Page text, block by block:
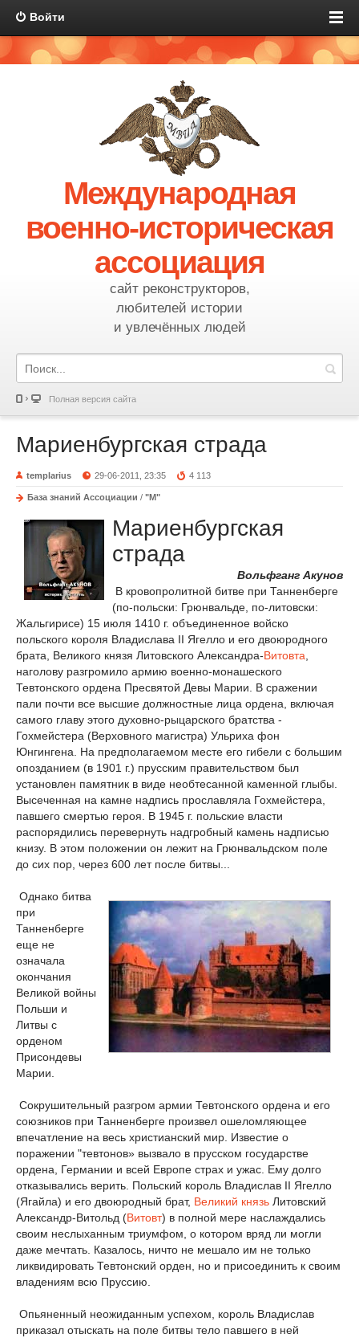
Войти
Международная
военно-историческая
ассоциация
сайт реконструкторов,
любителей истории
и увлечённых людей
Полная версия сайта
Мариенбургская страда
templarius 29-06-2011, 23:35 4 113
База знаний Ассоциации / "М"
Мариенбургская
страда
Вольфганг Акунов
В кровопролитной битве при Танненберге
(по-польски: Грюнвальде, по-литовски:
Жальгирисе) 15 июля 1410 г. объединенное войско
польского короля Владислава II Ягелло и его двоюродного
брата, Великого князя Литовского Александра-Витовта
наголову разгромило армию военно-монашеского
Тевтонского ордена Пресвятой Девы Марии. В сражении
пали почти все высшие должностные лица ордена, включая
самого главу этого духовно-рыцарского братства -
Гохмейстера (Верховного магистра) Ульриха фон
Юнгингена. На предполагаемом месте его гибели с большим
опозданием (в 1901 г.) прусским правительством был
установлен памятник в виде необтесанной каменной глыбы.
Высеченная на камне надпись прославляла Гохмейстера,
павшего смертью героя. В 1945 г. польские власти
распорядились перевернуть надгробный камень надписью
книзу. В этом положении он лежит на Грюнвальдском поле
до сих пор, через 600 лет после битвы...
Однако битва
при
Танненберге
еще не
означала
окончания
Великой войны
Польши и
Литвы с
орденом
Присондевы
Марии.
Сокрушительный разгром армии Тевтонского ордена и его
союзников при Танненберге произвел ошеломляющее
впечатление на весь христианский мир. Известие о
поражении "тевтонов» вызвало в прусском государстве
ордена, Германии и всей Европе страх и ужас. Ему долго
отказывались верить. Польский король Владислав II Ягелло
(Ягайла) и его двоюродный брат, Великий князь Литовский
Александр-Витольд (Витовт) в полной мере наслаждались
своим неслыханным триумфом, о котором вряд ли могли
даже мечтать. Казалось, ничто не мешало им не только
ликвидировать Тевтонский орден, но и присоединить к своим
владениям всю Пруссию.
Опьяненный неожиданным успехом, король Владислав
приказал отыскать на поле битвы тело павшего в ней